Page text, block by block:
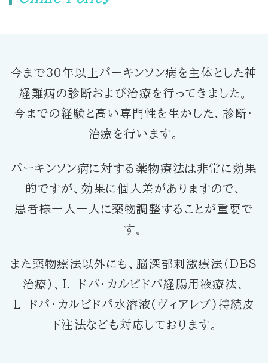
今まで30年以上パーキンソン病を主体とした神
経難病の診断および治療を行ってきました。
今までの経験と高い専門性を生かした、診断・
治療を行います。
パーキンソン病に対する薬物療法は非常に効果
的ですが、効果に個人差がありますので、
患者様一人一人に薬物調整することが重要で
す。
また薬物療法以外にも、脳深部刺激療法（DBS
治療）、L-ドパ・カルビドパ経腸用液療法、
L-ドパ・カルビドパ水溶液(ヴィアレブ)持続皮
下注法なども対応しております。